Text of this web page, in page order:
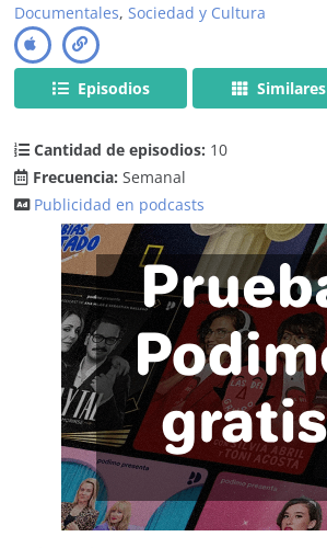
Documentales,Sociedad y Cultura
Episodios Similares
Cantidad de episodios: 10
Frecuencia: Semanal
Publicidad en podcasts